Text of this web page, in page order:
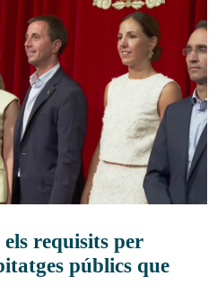
requisits per
públics que